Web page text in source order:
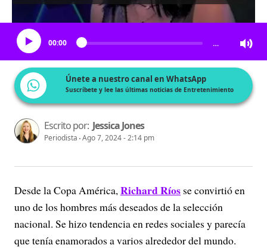
Escucha el artículo
00:00 …
Únete a nuestro canal en WhatsApp
Suscríbete y lee las últimas noticias de Entretenimiento
Escrito por: Jessica Jones
Periodista Ago 7, 2024 - 2:14 pm
Desde la Copa América,Richard Ríos se convirtió en
uno de los hombres más deseados de la selección
nacional. Se hizo tendencia en redes sociales y parecía
que tenía enamorados a varios alrededor del mundo.